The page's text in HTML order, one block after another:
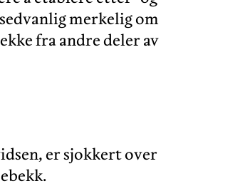
merkelig om
fra andre deler av
er sjokkert over